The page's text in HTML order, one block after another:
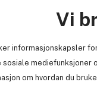
Vi
informasjonskapsler
sosiale mediefunksjoner
om hvordan du